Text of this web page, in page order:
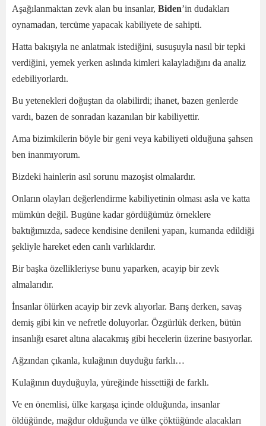
Aşağılanmaktan zevk alan bu insanlar, Biden’in dudakları
oynamadan, tercüme yapacak kabiliyete de sahipti.
Hatta bakışıyla ne anlatmak istediğini, susuşuyla nasıl bir tepki
verdiğini, yemek yerken aslında kimleri kalayladığını da analiz
edebiliyorlardı.
Bu yetenekleri doğuştan da olabilirdi; ihanet, bazen genlerde
vardı, bazen de sonradan kazanılan bir kabiliyettir.
Ama bizimkilerin böyle bir geni veya kabiliyeti olduğuna şahsen
ben inanmıyorum.
Bizdeki hainlerin asıl sorunu mazoşist olmalardır.
Onların olayları değerlendirme kabiliyetinin olması asla ve katta
mümkün değil. Bugüne kadar gördüğümüz örneklere
baktığımızda, sadece kendisine denileni yapan, kumanda edildiği
şekliyle hareket eden canlı varlıklardır.
Bir başka özellikleriyse bunu yaparken, acayip bir zevk
almalarıdır.
İnsanlar ölürken acayip bir zevk alıyorlar. Barış derken, savaş
demiş gibi kin ve nefretle doluyorlar. Özgürlük derken, bütün
insanlığı esaret altına alacakmış gibi hecelerin üzerine basıyorlar.
Ağzından çıkanla, kulağının duyduğu farklı…
Kulağının duyduğuyla, yüreğinde hissettiği de farklı.
Ve en önemlisi, ülke kargaşa içinde olduğunda, insanlar
öldüğünde, mağdur olduğunda ve ülke çöktüğünde alacakları